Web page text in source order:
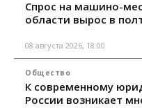
Спрос на машино-
области вырос в
08 августа 2026, 18:00
Общество
К современному
России возникает